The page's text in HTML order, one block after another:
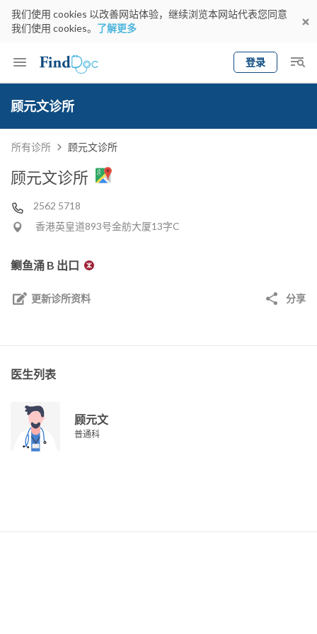
我们使用 cookies 以改善网站体验，继续浏览本网站代表您同意
我们使用 cookies。 了解更多
登录
Keyword
顾元文诊所
所有诊所 顾元文诊所
顾元文诊所
2562 5718
香港英皇道893号金舫大厦13字C
鲗鱼涌 B 出口
更新诊所资料 分享
医生列表
顾元文
普通科